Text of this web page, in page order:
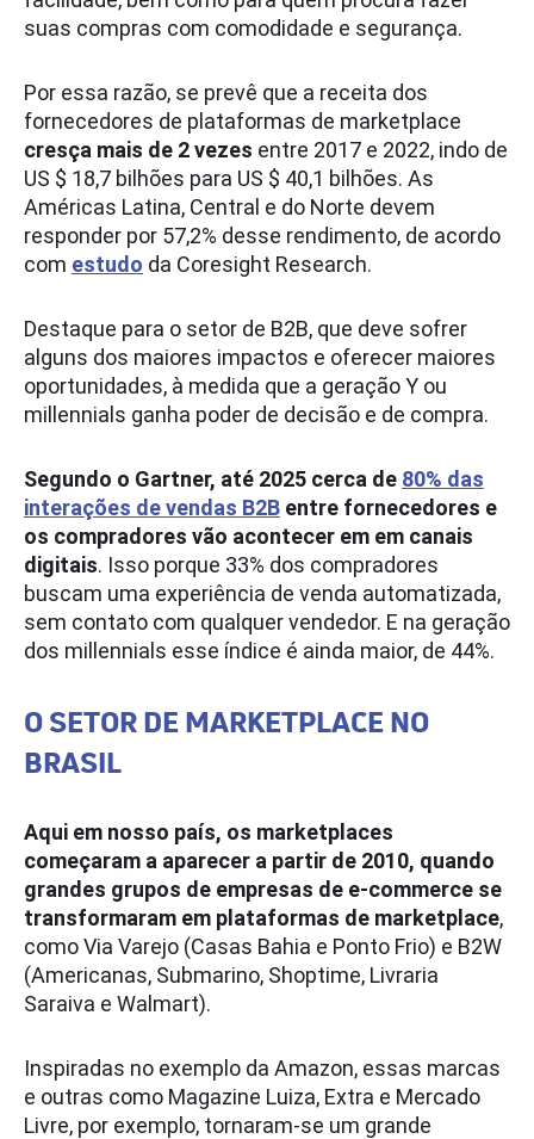
suas compras com comodidade e segurança.
Por essa razão, se prevê que a receita dos
fornecedores de plataformas de marketplace
cresça mais de 2 vezes entre 2017 e 2022, indo de
US $ 18,7 bilhões para US $ 40,1 bilhões. As
Américas Latina, Central e do Norte devem
responder por 57,2% desse rendimento, de acordo
com estudo da Coresight Research.
Destaque para o setor de B2B, que deve sofrer
alguns dos maiores impactos e oferecer maiores
oportunidades, à medida que a geração Y ou
millennials ganha poder de decisão e de compra.
Segundo o Gartner, até 2025 cerca de 80% das
interações de vendas B2B entre fornecedores e
os compradores vão acontecer em em canais
digitais. Isso porque 33% dos compradores
buscam uma experiência de venda automatizada,
sem contato com qualquer vendedor. E na geração
dos millennials esse índice é ainda maior, de 44%.
O SETOR DE MARKETPLACE NO
BRASIL
Aqui em nosso país, os marketplaces
começaram a aparecer a partir de 2010, quando
grandes grupos de empresas de e-commerce se
transformaram em plataformas de marketplace,
como Via Varejo (Casas Bahia e Ponto Frio) e B2W
(Americanas, Submarino, Shoptime, Livraria
Saraiva e Walmart).
Inspiradas no exemplo da Amazon, essas marcas
e outras como Magazine Luiza, Extra e Mercado
Livre, por exemplo, tornaram-se um grande